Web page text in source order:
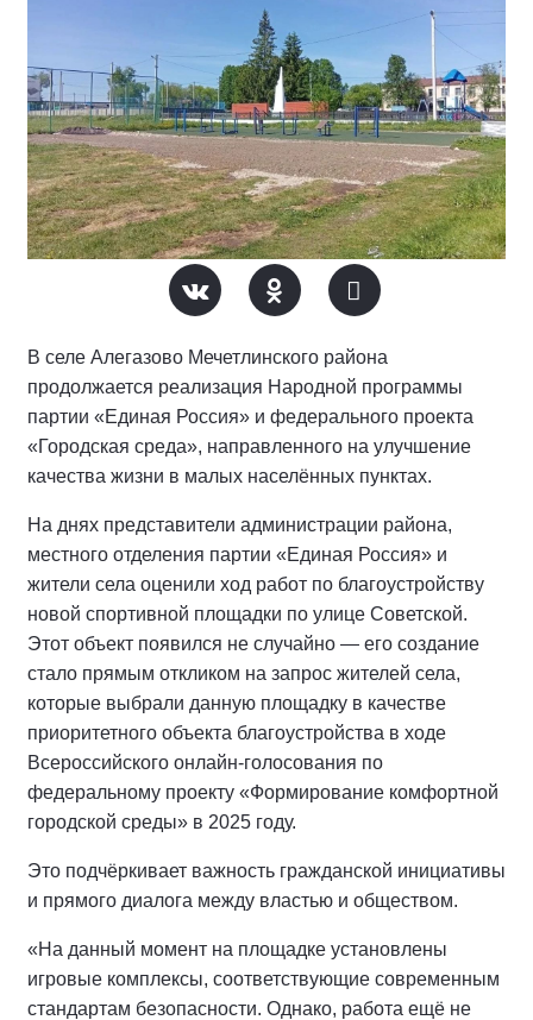
В селе Алегазово Мечетлинского района
продолжается реализация Народной программы
партии «Единая Россия» и федерального проекта
«Городская среда», направленного на улучшение
качества жизни в малых населённых пунктах.
На днях представители администрации района,
местного отделения партии «Единая Россия» и
жители села оценили ход работ по благоустройству
новой спортивной площадки по улице Советской.
Этот объект появился не случайно — его создание
стало прямым откликом на запрос жителей села,
которые выбрали данную площадку в качестве
приоритетного объекта благоустройства в ходе
Всероссийского онлайн-голосования по
федеральному проекту «Формирование комфортной
городской среды» в 2025 году.
Это подчёркивает важность гражданской инициативы
и прямого диалога между властью и обществом.
«На данный момент на площадке установлены
игровые комплексы, соответствующие современным
стандартам безопасности. Однако, работа ещё не